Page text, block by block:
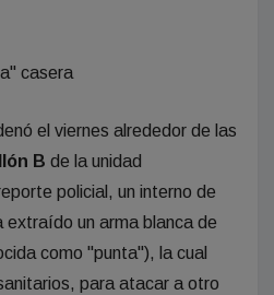
casera
el viernes alrededor de las
B de la unidad
policial, un interno de
un arma blanca de
como "punta"), la cual
para atacar a otro